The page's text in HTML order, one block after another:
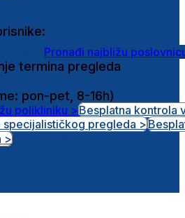
Pronađi najbližu
termina pregleda
pon-pet, 8-16h)
polikliniku >Besplatna kontrola
specijalističkog pregleda >
>